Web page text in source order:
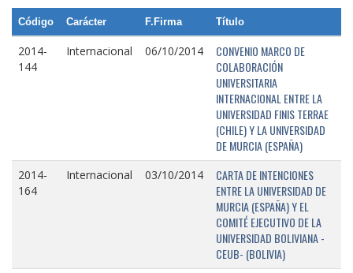
Código Carácter F.Firma Título
2014-
144
Internacional 06/10/2014
CONVENIO MARCO DE
COLABORACIÓN
UNIVERSITARIA
INTERNACIONAL ENTRE LA
UNIVERSIDAD FINIS TERRAE
(CHILE) Y LA UNIVERSIDAD
DE MURCIA (ESPAÑA)
2014-
164
Internacional 03/10/2014
CARTA DE INTENCIONES
ENTRE LA UNIVERSIDAD DE
MURCIA (ESPAÑA) Y EL
COMITÉ EJECUTIVO DE LA
UNIVERSIDAD BOLIVIANA -
CEUB- (BOLIVIA)